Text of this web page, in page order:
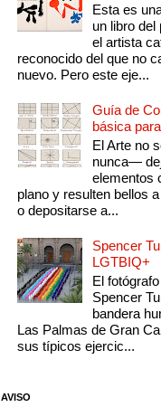
Esta es
un libro del
el artista
reconocido del que no
nuevo. Pero este eje...
Guía de
básica
El Arte no
nunca—
elementos
plano y resulten bellos
o depositarse a...
Spencer
LGTBIQ+
El
Spencer
bandera
Las Palmas de Gran
sus típicos ejercic...
AVISO